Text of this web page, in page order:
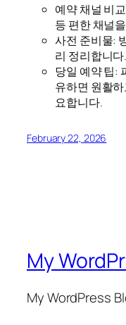
예약 채널 비
등 편한 채널
사전 준비물:
리 정리합니다.
당일 예약 팁:
유하면 원활
요합니다.
February 22, 2026
My
My WordPress